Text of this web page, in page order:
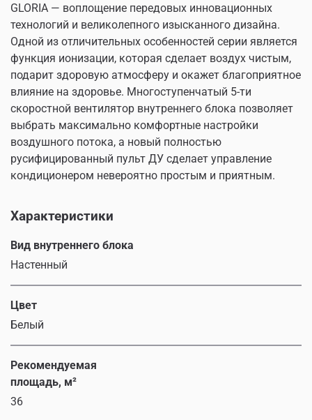
GLORIA — воплощение передовых инновационных
технологий и великолепного изысканного дизайна.
Одной из отличительных особенностей серии является
функция ионизации, которая сделает воздух чистым,
подарит здоровую атмосферу и окажет благоприятное
влияние на здоровье. Многоступенчатый 5-ти
скоростной вентилятор внутреннего блока позволяет
выбрать максимально комфортные настройки
воздушного потока, а новый полностью
русифицированный пульт ДУ сделает управление
кондиционером невероятно простым и приятным.
Характеристики
Вид внутреннего блока
Настенный
Цвет
Белый
Рекомендуемая
площадь, м²
36